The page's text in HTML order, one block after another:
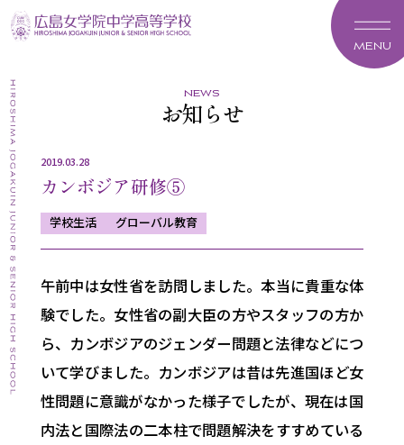
MENU
news
お知らせ
2019.03.28
カンボジア研修⑤
学校生活 グローバル教育
午前中は女性省を訪問しました。本当に貴重な体
験でした。 女性省の副大臣の方やスタッフの方か
ら、 カンボジアのジェンダー問題と法律などにつ
いて学びました。 カンボジアは昔は先進国ほど女
性問題に意識がなかった様子でしたが、 現在は国
内法と国際法の二本柱で問題解決をすすめている